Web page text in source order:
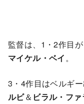
監督は、1・2作目
マイケル・ベイ。
3・4作目はベルギー
ルビ＆ ビラル・フ